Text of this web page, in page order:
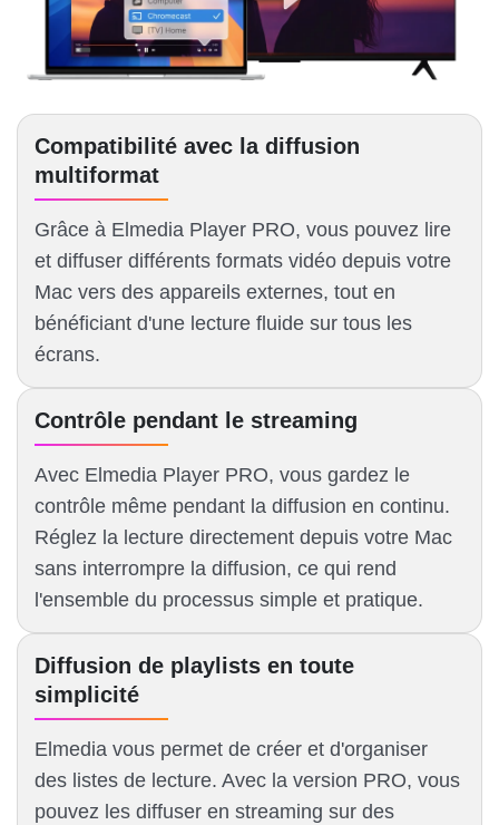
Compatibilité avec la diffusion
multiformat
Grâce à Elmedia Player PRO, vous pouvez lire
et diffuser différents formats vidéo depuis votre
Mac vers des appareils externes, tout en
bénéficiant d'une lecture fluide sur tous les
écrans.
Contrôle pendant le streaming
Avec Elmedia Player PRO, vous gardez le
contrôle même pendant la diffusion en continu.
Réglez la lecture directement depuis votre Mac
sans interrompre la diffusion, ce qui rend
l'ensemble du processus simple et pratique.
Diffusion de playlists en toute
simplicité
Elmedia vous permet de créer et d'organiser
des listes de lecture. Avec la version PRO, vous
pouvez les diffuser en streaming sur des